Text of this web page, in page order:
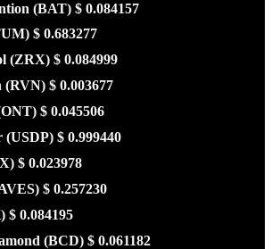
(BAT) $ 0.084157
$ 0.683277
(ZRX) $ 0.084999
(RVN) $ 0.003677
$ 0.045506
(USDP) $ 0.999440
$ 0.023978
$ 0.257230
$ 0.084195
(BCD) $ 0.061182